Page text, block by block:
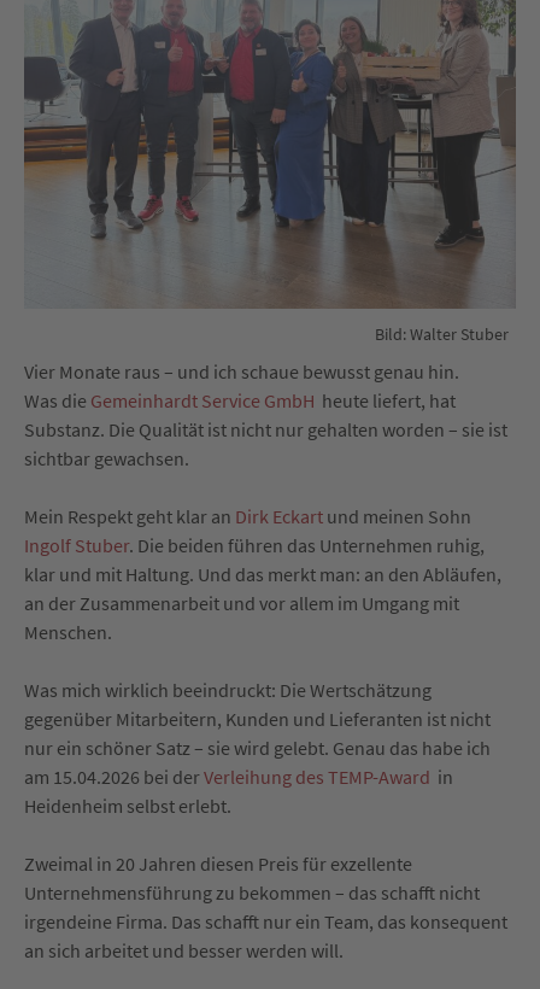
Bild: Walter Stuber
Vier Monate raus – und ich schaue bewusst genau hin.
Was die Gemeinhardt Service GmbH heute liefert, hat
Substanz. Die Qualität ist nicht nur gehalten worden – sie ist
sichtbar gewachsen.
Mein Respekt geht klar an Dirk Eckart und meinen Sohn
Ingolf Stuber. Die beiden führen das Unternehmen ruhig,
klar und mit Haltung. Und das merkt man: an den Abläufen,
an der Zusammenarbeit und vor allem im Umgang mit
Menschen.
Was mich wirklich beeindruckt: Die Wertschätzung
gegenüber Mitarbeitern, Kunden und Lieferanten ist nicht
nur ein schöner Satz – sie wird gelebt. Genau das habe ich
am 15.04.2026 bei derVerleihung des TEMP-Award in
Heidenheim selbst erlebt.
Zweimal in 20 Jahren diesen Preis für exzellente
Unternehmensführung zu bekommen – das schafft nicht
irgendeine Firma. Das schafft nur ein Team, das konsequent
an sich arbeitet und besser werden will.